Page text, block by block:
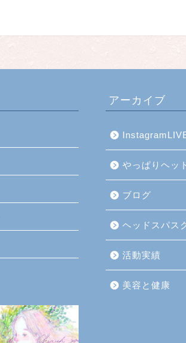
アーカイブ
やっぱりヘッ
ブログ
ヘッドスパス
活動実績
美容と健康